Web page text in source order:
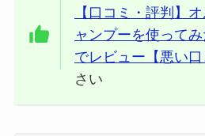
【口コミ・評判】
ャンプーを使って
でレビュー【悪い口
さい